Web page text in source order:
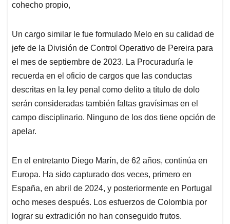
cohecho propio,
Un cargo similar le fue formulado Melo en su calidad de
jefe de la División de Control Operativo de Pereira para
el mes de septiembre de 2023. La Procuraduría le
recuerda en el oficio de cargos que las conductas
descritas en la ley penal como delito a título de dolo
serán consideradas también faltas gravísimas en el
campo disciplinario. Ninguno de los dos tiene opción de
apelar.
En el entretanto Diego Marín, de 62 años, continúa en
Europa. Ha sido capturado dos veces, primero en
España, en abril de 2024, y posteriormente en Portugal
ocho meses después. Los esfuerzos de Colombia por
lograr su extradición no han conseguido frutos.